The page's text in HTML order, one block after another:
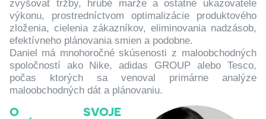
zvyšovať tržby, hrubé marže a ostatné ukazovatele
výkonu, prostredníctvom optimalizácie produktového
zloženia, cielenia zákazníkov, eliminovania nadzásob,
efektívneho plánovania smien a podobne.
Daniel má mnohoročné skúsenosti z maloobchodných
spoločností ako Nike, adidas GROUP alebo Tesco,
počas ktorých sa venoval primárne analýze
maloobchodných dát a plánovaniu.
O SVOJE